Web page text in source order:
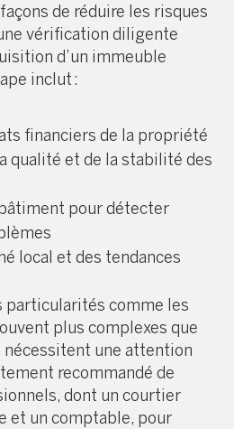
de réduire les risques
vérification diligente
d’un immeuble
inclut :
financiers de la propriété
qualité et de la stabilité des
pour détecter
local et des tendances
particularités comme les
plus complexes que
nécessitent une attention
recommandé de
dont un courtier
et un comptable, pour